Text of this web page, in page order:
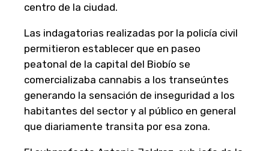
centro de la ciudad.
Las indagatorias realizadas por la policía civil
permitieron establecer que en paseo
peatonal de la capital del Biobío se
comercializaba cannabis a los transeúntes
generando la sensación de inseguridad a los
habitantes del sector y al público en general
que diariamente transita por esa zona.